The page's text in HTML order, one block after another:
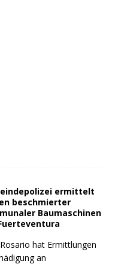
ermittelt
beschmierter
Baumaschinen
hat Ermittlungen
an